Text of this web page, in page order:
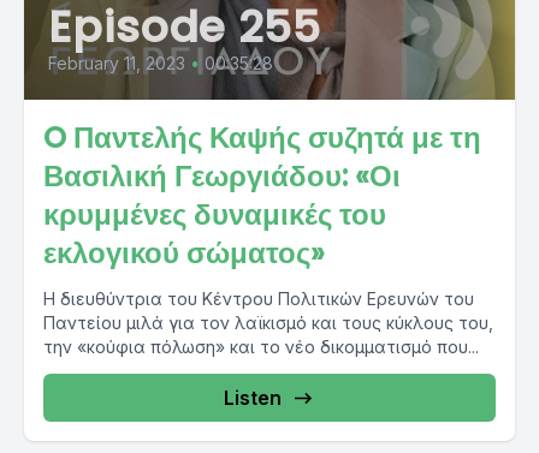
Episode 255
February 11, 2023 • 00:35:28
O Παντελής Καψής συζητά με τη
Βασιλική Γεωργιάδου: «Οι
κρυμμένες δυναμικές του
εκλογικού σώματος»
Η διευθύντρια του Κέντρου Πολιτικών Ερευνών του
Παντείου μιλά για τον λαϊκισμό και τους κύκλους του,
την «κούφια πόλωση» και το νέο δικομματισμό που...
Listen